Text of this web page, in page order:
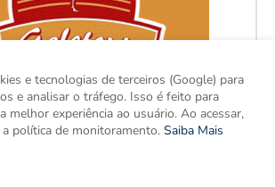
e tecnologias de terceiros (Google) para
e analisar o tráfego. Isso é feito para
melhor experiência ao usuário. Ao acessar,
política de monitoramento. Saiba Mais